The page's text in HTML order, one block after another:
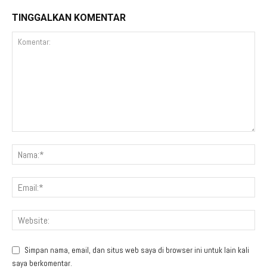
TINGGALKAN KOMENTAR
Simpan nama, email, dan situs web saya di browser ini untuk lain kali
saya berkomentar.